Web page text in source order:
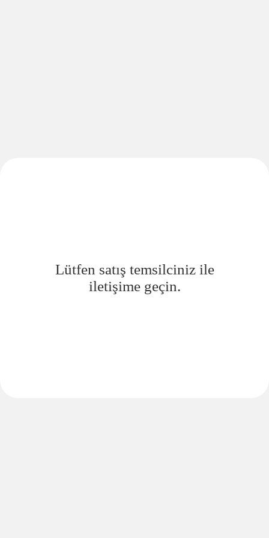
Lütfen satış temsilciniz ile
iletişime geçin.